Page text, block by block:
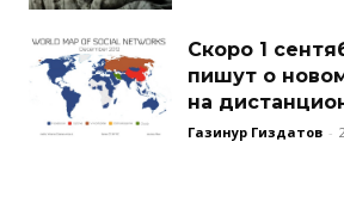
Скоро 1
пишут о
на
Газинур Гиздатов -